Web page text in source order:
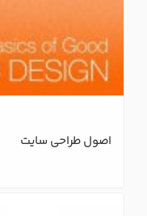
اصول طراحی سایت